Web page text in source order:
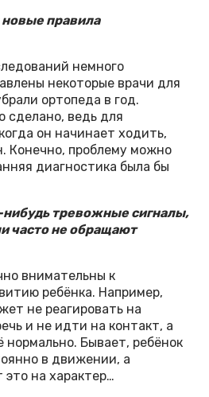
новые правила
немного
некоторые врачи для
ортопеда в год.
сделано, ведь для
он начинает ходить,
Конечно, проблему можно
диагностика была бы
нибудь тревожные сигналы,
часто не обращают
внимательны к
ребёнка. Например,
не реагировать на
и не идти на контакт, а
нормально. Бывает, ребёнок
в движении, а
на характер…